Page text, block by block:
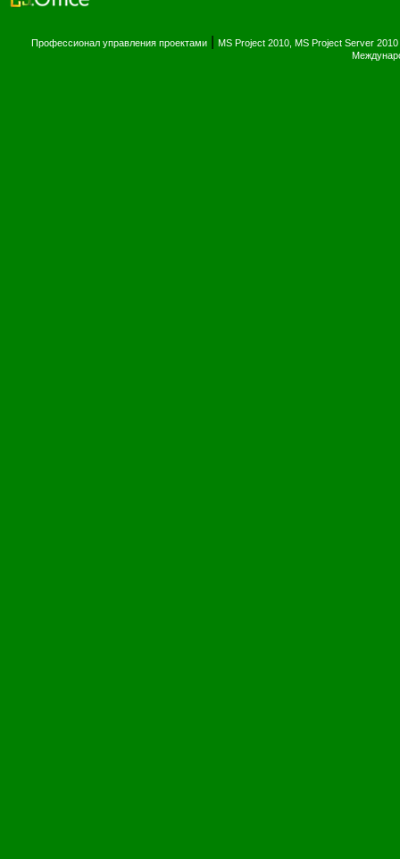
Профессионал управления проектами MS Project 2010, MS Project Server 2010